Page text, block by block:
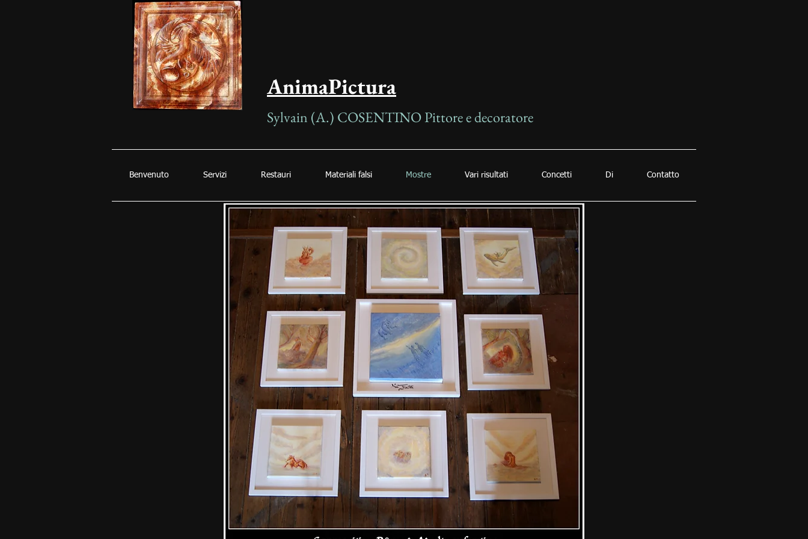
AnimaPictura
Sylvain (A.) COSENTINOPittore edecoratore
Benvenuto Servizi Restauri Materiali falsi Mostre Vari risultati Concetti Di Contatto